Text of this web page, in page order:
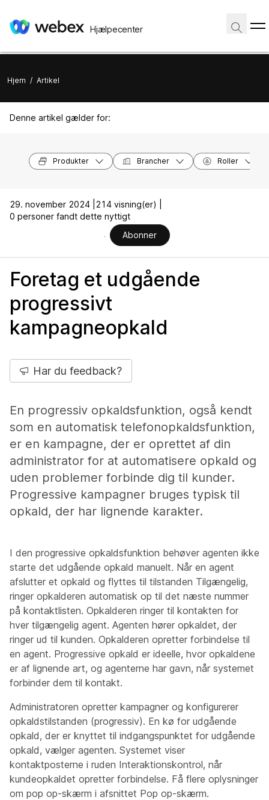
Hjælpecenter
Hjem / Artikel
Denne artikel gælder for:
Produkter Brancher Roller
29. november 2024 |
214 visning(er) |
0 personer fandt dette nyttigt
Abonner
Foretag et udgående
progressivt
kampagneopkald
Har du feedback?
En progressiv opkaldsfunktion, også kendt
som en automatisk telefonopkaldsfunktion,
er en kampagne, der er oprettet af din
administrator for at automatisere opkald og
uden problemer forbinde dig til kunder.
Progressive kampagner bruges typisk til
opkald, der har lignende karakter.
I den progressive opkaldsfunktion behøver agenten ikke
starte det udgående opkald manuelt. Når en agent
afslutter et opkald og flyttes til tilstanden Tilgængelig,
ringer opkalderen automatisk op til det næste nummer
på kontaktlisten. Opkalderen ringer til kontakten for
hver tilgængelig agent. Agenten hører opkaldet, der
ringer ud til kunden. Opkalderen opretter forbindelse til
en agent. Progressive opkald er ideelle, hvor opkaldene
er af lignende art, og agenterne har gavn, når systemet
forbinder dem til kontakt.
Administratoren opretter kampagner og konfigurerer
opkaldstilstanden (progressiv). En kø for udgående
opkald, der er knyttet til indgangspunktet for udgående
opkald, vælger agenten. Systemet viser
kontaktposterne i ruden Interaktionskontrol, når
kundeopkaldet opretter forbindelse. Få flere oplysninger
om pop op-skærm i afsnittet Pop op-skærm.